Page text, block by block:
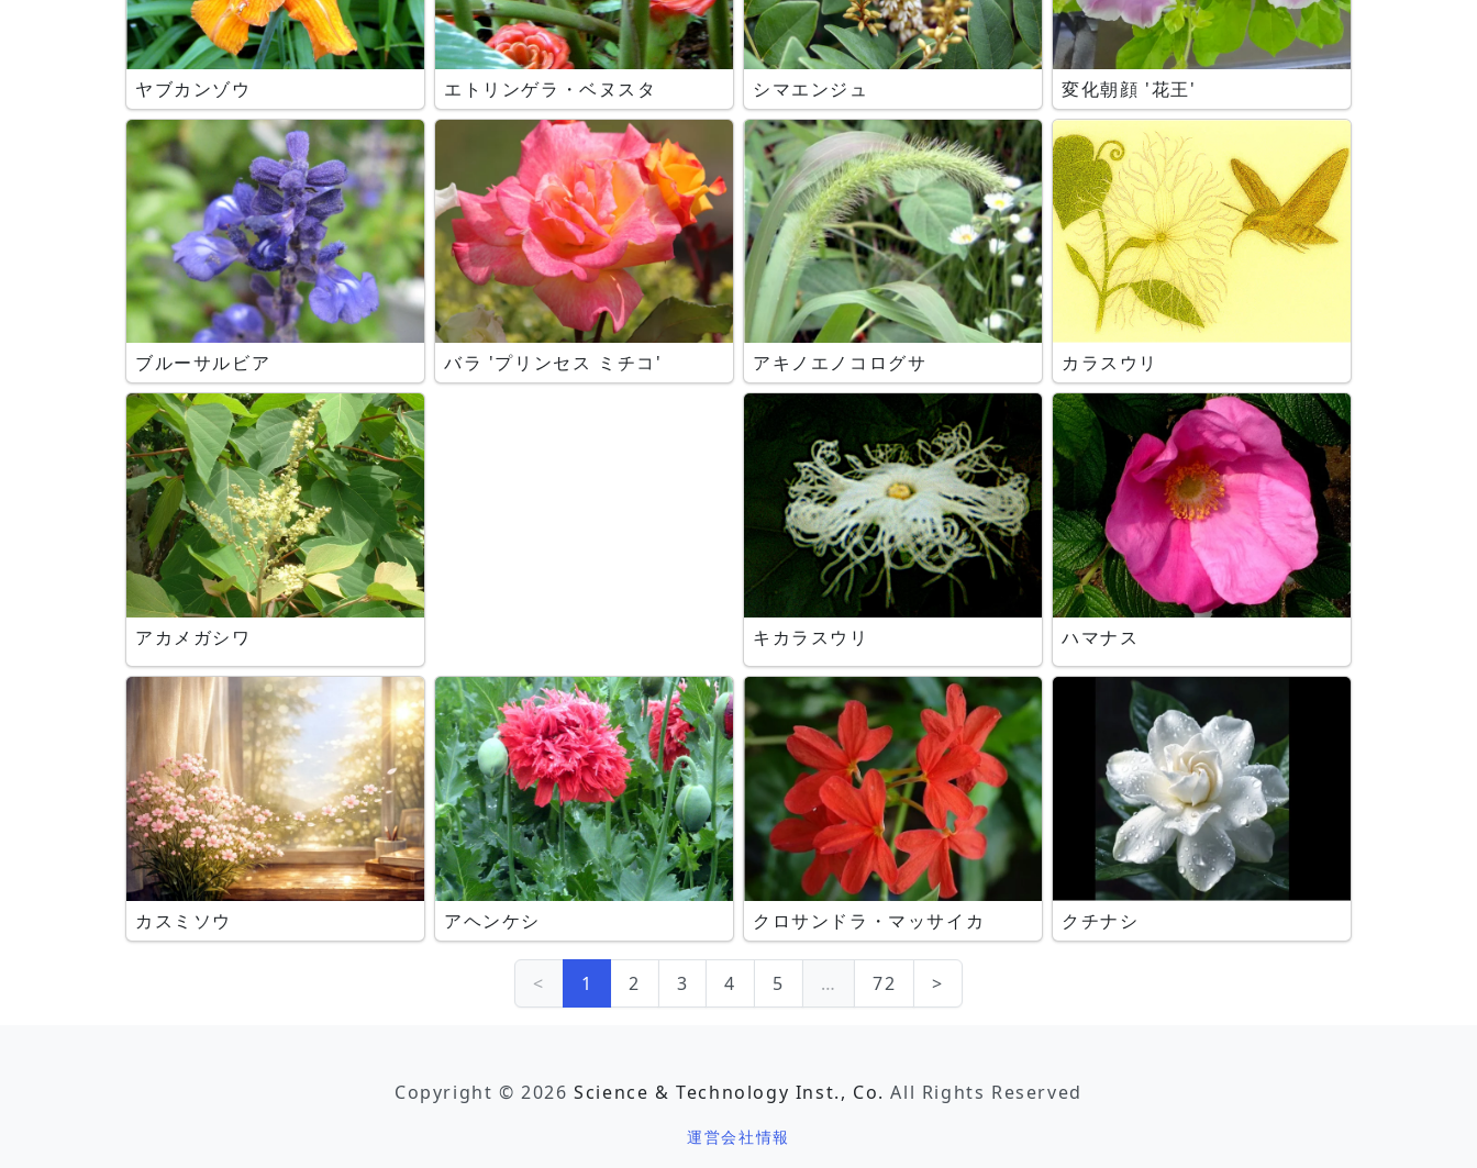
ヤブカンゾウ エトリンゲラ・ベヌスタ シマエンジュ 変化朝顔 '花王'
ブルーサルビア バラ 'プリンセス ミチコ' アキノエノコログサ カラスウリ
アカメガシワ キカラスウリ ハマナス
カスミソウ アヘンケシ クロサンドラ・マッサイカ クチナシ
< 1 2 3 4 5 … 72 >
Copyright © 2026Science & Technology Inst., Co. All Rights Reserved
運営会社情報